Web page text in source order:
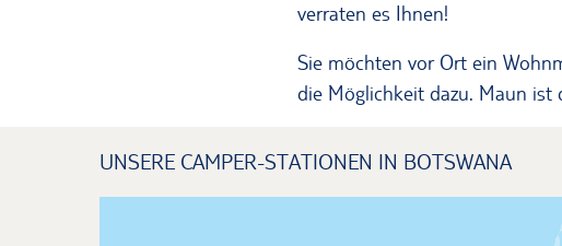
verraten es Ihnen!
Sie möchten vor Ort ein
die Möglichkeit dazu. Maun ist
UNSERE CAMPER-STATIONEN IN BOTSWANA